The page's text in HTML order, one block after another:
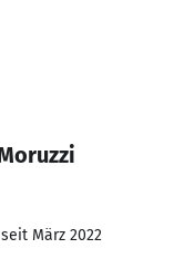
März 2022